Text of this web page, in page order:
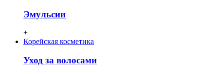
Эмульсии
+
Корейская косметика
Уход за волосами